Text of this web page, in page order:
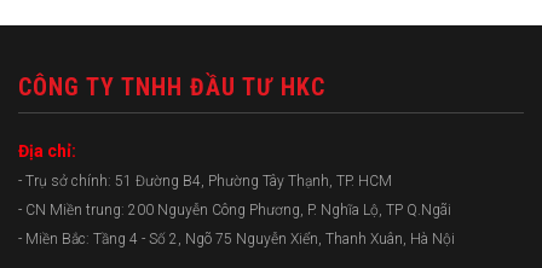
CÔNG TY TNHH ĐẦU TƯ HKC
Địa chỉ:
- Trụ sở chính: 51 Đường B4, Phường Tây Thạnh, TP. HCM
- CN Miền trung: 200 Nguyễn Công Phương, P. Nghĩa Lộ, TP Q.Ngãi
- Miền Bắc: Tầng 4 - Số 2, Ngõ 75 Nguyễn Xiển, Thanh Xuân, Hà Nội